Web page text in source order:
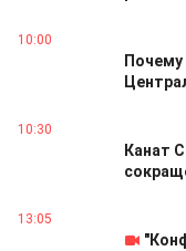
10:00
Почему
10:30
Канат
13:05